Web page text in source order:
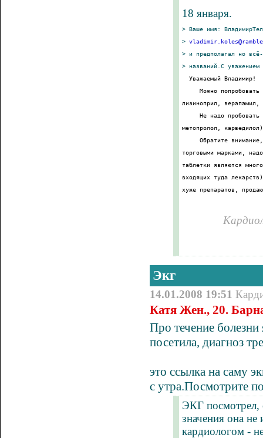
18 января.
> Ваше имя:
>
> и предполагал но всё-
> названий.С уважением
  Уважаемый Владимир!
Можно попробовать
лизиноприл,
Не надо пробовать
метопролол,
Обратите
торговыми марками,
таблетки являются
входящих туда
хуже препаратов,
Экг
14.01.2008 19:51
Катя Жен., 20.
Про течение
посетила, диагноз
это ссылка на саму
с утра.Посмотрите
ЭКГ посмотрел,
значения она не
кардиологом -